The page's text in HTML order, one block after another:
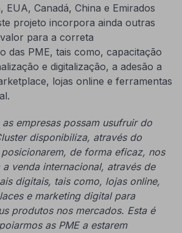
EUA, Canadá, China e Emirados
projeto incorpora ainda outras
para a correta
das PME, tais como, capacitação
e digitalização, a adesão a
lojas online e ferramentas
as empresas possam usufruir do
disponibiliza, através do
de forma eficaz, nos
venda internacional, através de
digitais, tais como, lojas online,
e marketing digital para
produtos nos mercados. Esta é
as PME a estarem